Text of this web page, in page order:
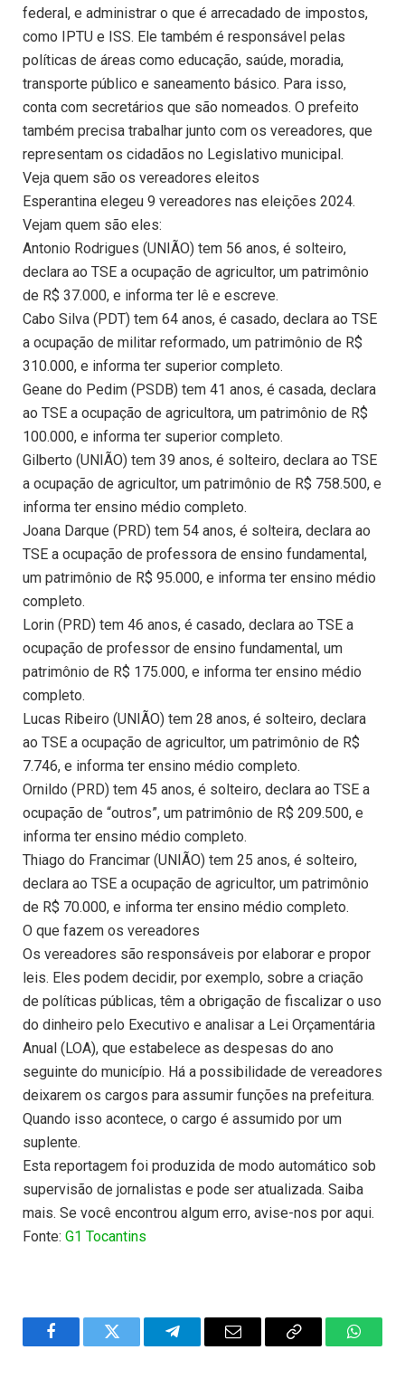
federal, e administrar o que é arrecadado de impostos,
como IPTU e ISS. Ele também é responsável pelas
políticas de áreas como educação, saúde, moradia,
transporte público e saneamento básico. Para isso,
conta com secretários que são nomeados. O prefeito
também precisa trabalhar junto com os vereadores, que
representam os cidadãos no Legislativo municipal.
Veja quem são os vereadores eleitos
Esperantina elegeu 9 vereadores nas eleições 2024.
Vejam quem são eles:
Antonio Rodrigues (UNIÃO) tem 56 anos, é solteiro,
declara ao TSE a ocupação de agricultor, um patrimônio
de R$ 37.000, e informa ter lê e escreve.
Cabo Silva (PDT) tem 64 anos, é casado, declara ao TSE
a ocupação de militar reformado, um patrimônio de R$
310.000, e informa ter superior completo.
Geane do Pedim (PSDB) tem 41 anos, é casada, declara
ao TSE a ocupação de agricultora, um patrimônio de R$
100.000, e informa ter superior completo.
Gilberto (UNIÃO) tem 39 anos, é solteiro, declara ao TSE
a ocupação de agricultor, um patrimônio de R$ 758.500, e
informa ter ensino médio completo.
Joana Darque (PRD) tem 54 anos, é solteira, declara ao
TSE a ocupação de professora de ensino fundamental,
um patrimônio de R$ 95.000, e informa ter ensino médio
completo.
Lorin (PRD) tem 46 anos, é casado, declara ao TSE a
ocupação de professor de ensino fundamental, um
patrimônio de R$ 175.000, e informa ter ensino médio
completo.
Lucas Ribeiro (UNIÃO) tem 28 anos, é solteiro, declara
ao TSE a ocupação de agricultor, um patrimônio de R$
7.746, e informa ter ensino médio completo.
Ornildo (PRD) tem 45 anos, é solteiro, declara ao TSE a
ocupação de “outros”, um patrimônio de R$ 209.500, e
informa ter ensino médio completo.
Thiago do Francimar (UNIÃO) tem 25 anos, é solteiro,
declara ao TSE a ocupação de agricultor, um patrimônio
de R$ 70.000, e informa ter ensino médio completo.
O que fazem os vereadores
Os vereadores são responsáveis por elaborar e propor
leis. Eles podem decidir, por exemplo, sobre a criação
de políticas públicas, têm a obrigação de fiscalizar o uso
do dinheiro pelo Executivo e analisar a Lei Orçamentária
Anual (LOA), que estabelece as despesas do ano
seguinte do município. Há a possibilidade de vereadores
deixarem os cargos para assumir funções na prefeitura.
Quando isso acontece, o cargo é assumido por um
suplente.
Esta reportagem foi produzida de modo automático sob
supervisão de jornalistas e pode ser atualizada. Saiba
mais. Se você encontrou algum erro, avise-nos por aqui.
Fonte: G1 Tocantins
FacebookTwitter TelegramEmail
Copy